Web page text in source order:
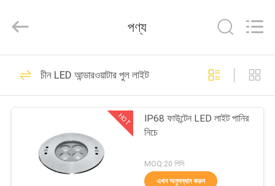
পণ্য
আমাদের
সম্পর্কে
LIGHTING
LIMITED.
Reserved.
LED আন্ডারওয়াটার পুল
39
পণ্য
চীন LED আন্ডারওয়াটার পুল লাইট
HOT
IP68 ফাউন্টেন LED লাইট পানির
নিচে
MOQ:20 পিসি
এখন অনুসন্ধান করুন